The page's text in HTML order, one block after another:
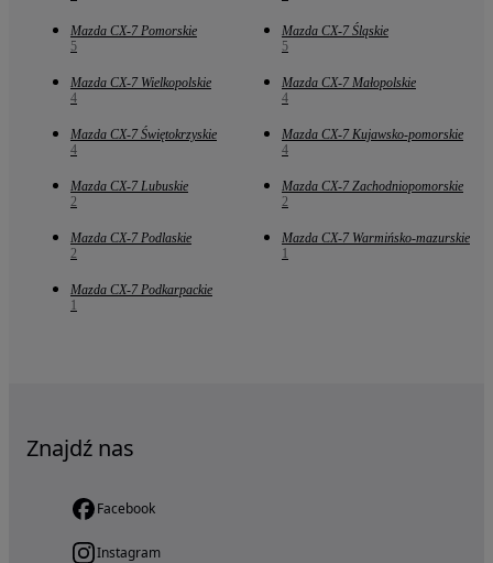
Mazda CX-7 Pomorskie
5
Mazda CX-7 Śląskie
5
Mazda CX-7 Wielkopolskie
4
Mazda CX-7 Małopolskie
4
Mazda CX-7 Świętokrzyskie
4
Mazda CX-7 Kujawsko-pomorskie
4
Mazda CX-7 Lubuskie
2
Mazda CX-7 Zachodniopomorskie
2
Mazda CX-7 Podlaskie
2
Mazda CX-7 Warmińsko-mazurskie
1
Mazda CX-7 Podkarpackie
1
Znajdź nas
Facebook
Instagram